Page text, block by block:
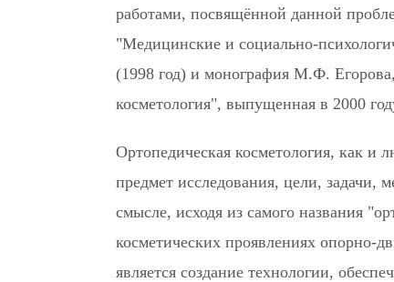
работами, посвящённой данной
"Медицинские и социально-
(1998 год) и монография М.Ф.
косметология", выпущенная в 2000
Ортопедическая косметология, как и
предмет исследования, цели, задачи,
смысле, исходя из самого названия
косметических проявлениях опорно-
является создание технологии,